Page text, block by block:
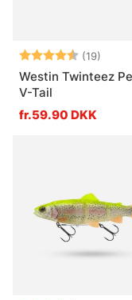
Vurdering: (19)
4.9
Westin Twinteez
V-Tail
fr.59.90 DKK